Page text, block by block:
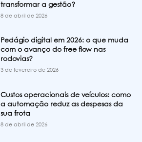
transformar a gestão?
8 de abril de 2026
Pedágio digital em 2026: o que muda
com o avanço do free flow nas
rodovias?
3 de fevereiro de 2026
Custos operacionais de veículos: como
a automação reduz as despesas da
sua frota
8 de abril de 2026